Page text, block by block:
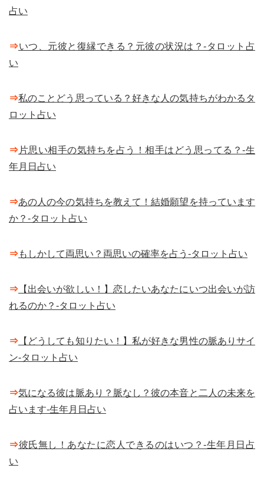
占い
⇒いつ、元彼と復縁できる？元彼の状況は？-タロット占
い
⇒私のことどう思っている？好きな人の気持ちがわかるタ
ロット占い
⇒ 片思い相手の気持ちを占う！相手はどう思ってる？-生
年月日占い
⇒あの人の今の気持ちを教えて！結婚願望を持っています
か？-タロット占い
⇒もしかして両思い？両思いの確率を占う-タロット占い
⇒ 【出会いが欲しい！】恋したいあなたにいつ出会いが訪
れるのか？-タロット占い
⇒ 【どうしても知りたい！】私が好きな男性の脈ありサイ
ン-タロット占い
⇒気になる彼は脈あり？脈なし？彼の本音と二人の未来を
占います-生年月日占い
⇒彼氏無し！あなたに恋人できるのはいつ？-生年月日占
い